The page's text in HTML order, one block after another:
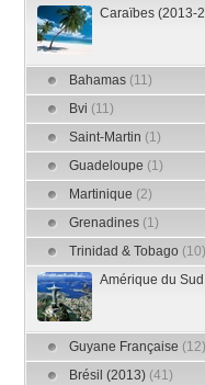
Caraïbes (2013-
Bahamas (11)
Bvi (11)
Saint-Martin (1)
Guadeloupe (1)
Martinique (2)
Grenadines (1)
Trinidad & Tobago (10)
Amérique du
Guyane Française (12)
Brésil (2013) (41)